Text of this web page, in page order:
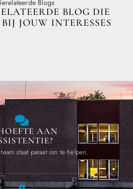
Blogs
BLOG DIE
JOUW INTERESSES
AAN
staat paraat om te helpen.